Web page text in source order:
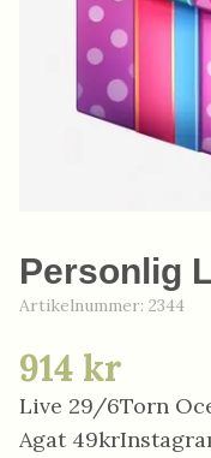
Personlig
Artikelnummer: 2344
914 kr
Live 29/6Torn
Agat